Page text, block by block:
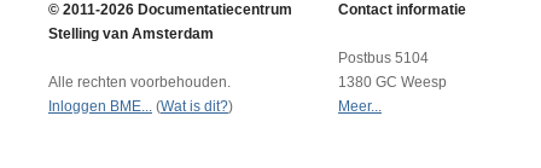
© 2011-2026 Documentatiecentrum
Stelling van Amsterdam
Alle rechten voorbehouden.
Inloggen BME... (Wat is dit?)
Contact informatie
Postbus 5104
1380 GC Weesp
Meer...